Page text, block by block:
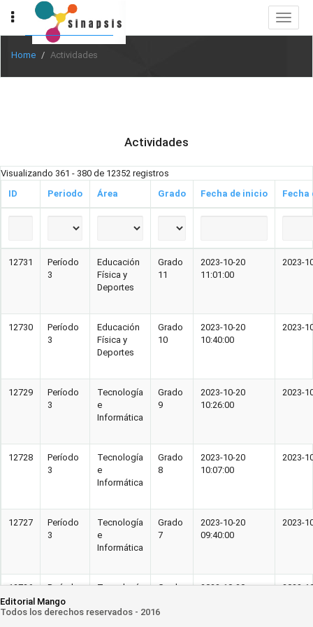
Toggle
Home Actividades
Actividades
Visualizando 361 - 380 de 12352 registros
ID
Periodo Área Grado Fecha de inicio
12731
Período
3
Educación
Física y
Deportes
Grado
11
2023-10-20
11:01:00
2023-
12730
Período
3
Educación
Física y
Deportes
Grado
10
2023-10-20
10:40:00
2023-
12729
Período
3
Tecnología
e
Informática
Grado
9
2023-10-20
10:26:00
2023-
12728
Período
3
Tecnología
e
Informática
Grado
8
2023-10-20
10:07:00
2023-
12727
Período
3
Tecnología
e
Informática
Grado
7
2023-10-20
09:40:00
2023-
12726
Período
3
Tecnología
Informática
Grado
2023-10-20
2023-
Editorial Mango
Todos los derechos reservados - 2016